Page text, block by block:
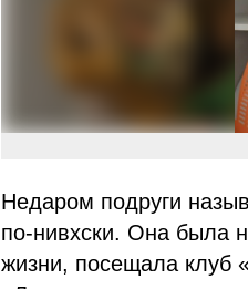
Недаром подруги
по-нивхски. Она была
жизни, посещала клуб